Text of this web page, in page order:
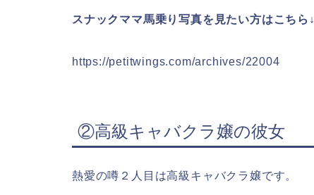
スナックママ馬乗り写真を見たい方はこちら↓
https://petitwings.com/archives/22004
②高級キャバクラ嬢の彼女
熱愛の噂２人目は高級キャバクラ嬢です。